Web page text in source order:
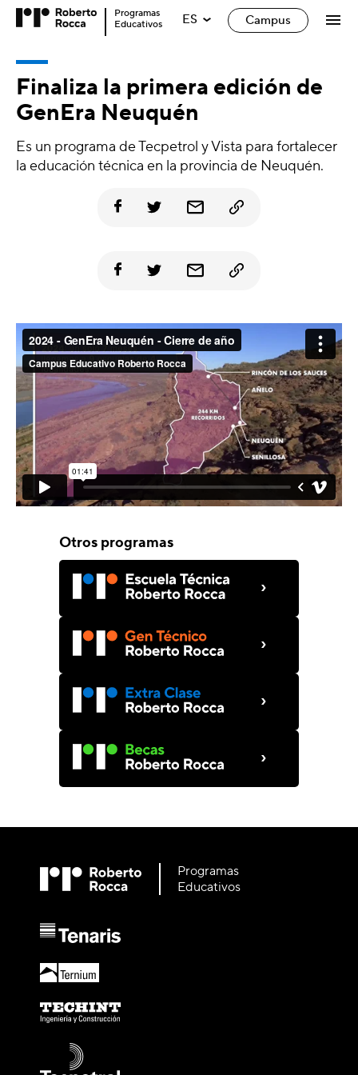
Programas
Educativos
ES Campus
Finaliza la primera edición de
GenEra Neuquén
Es un programa de Tecpetrol y Vista para fortalecer
la educación técnica en la provincia de Neuquén.
Otros programas
›
›
›
›
Programas
Educativos